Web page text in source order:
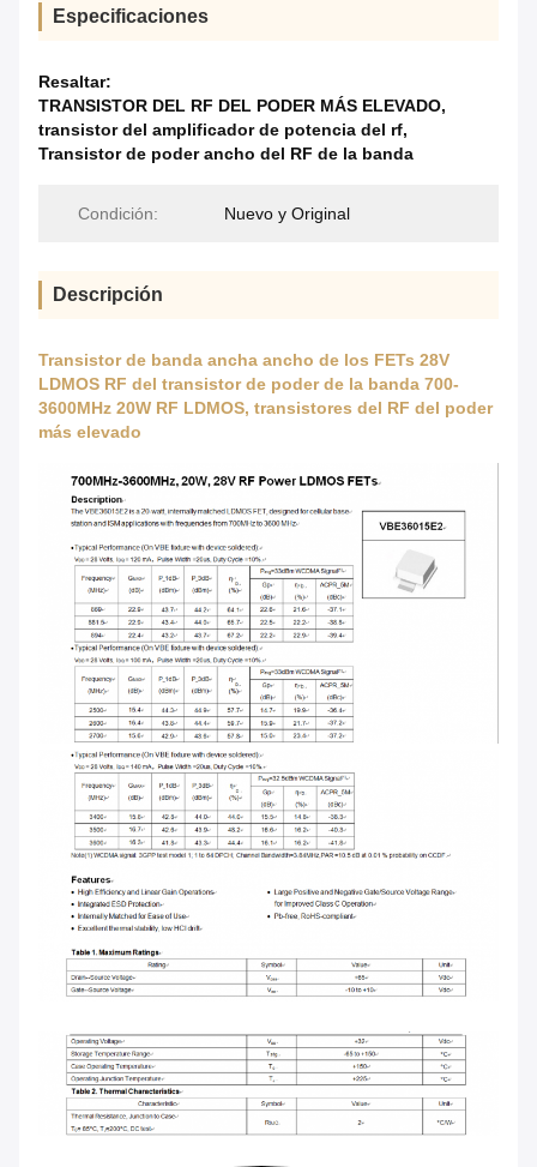
Especificaciones
Resaltar:
TRANSISTOR DEL RF DEL PODER MÁS ELEVADO,
transistor del amplificador de potencia del rf,
Transistor de poder ancho del RF de la banda
Condición: Nuevo y Original
Descripción
Transistor de banda ancha ancho de los FETs 28V
LDMOS RF del transistor de poder de la banda 700-
3600MHz 20W RF LDMOS, transistores del RF del poder
más elevado